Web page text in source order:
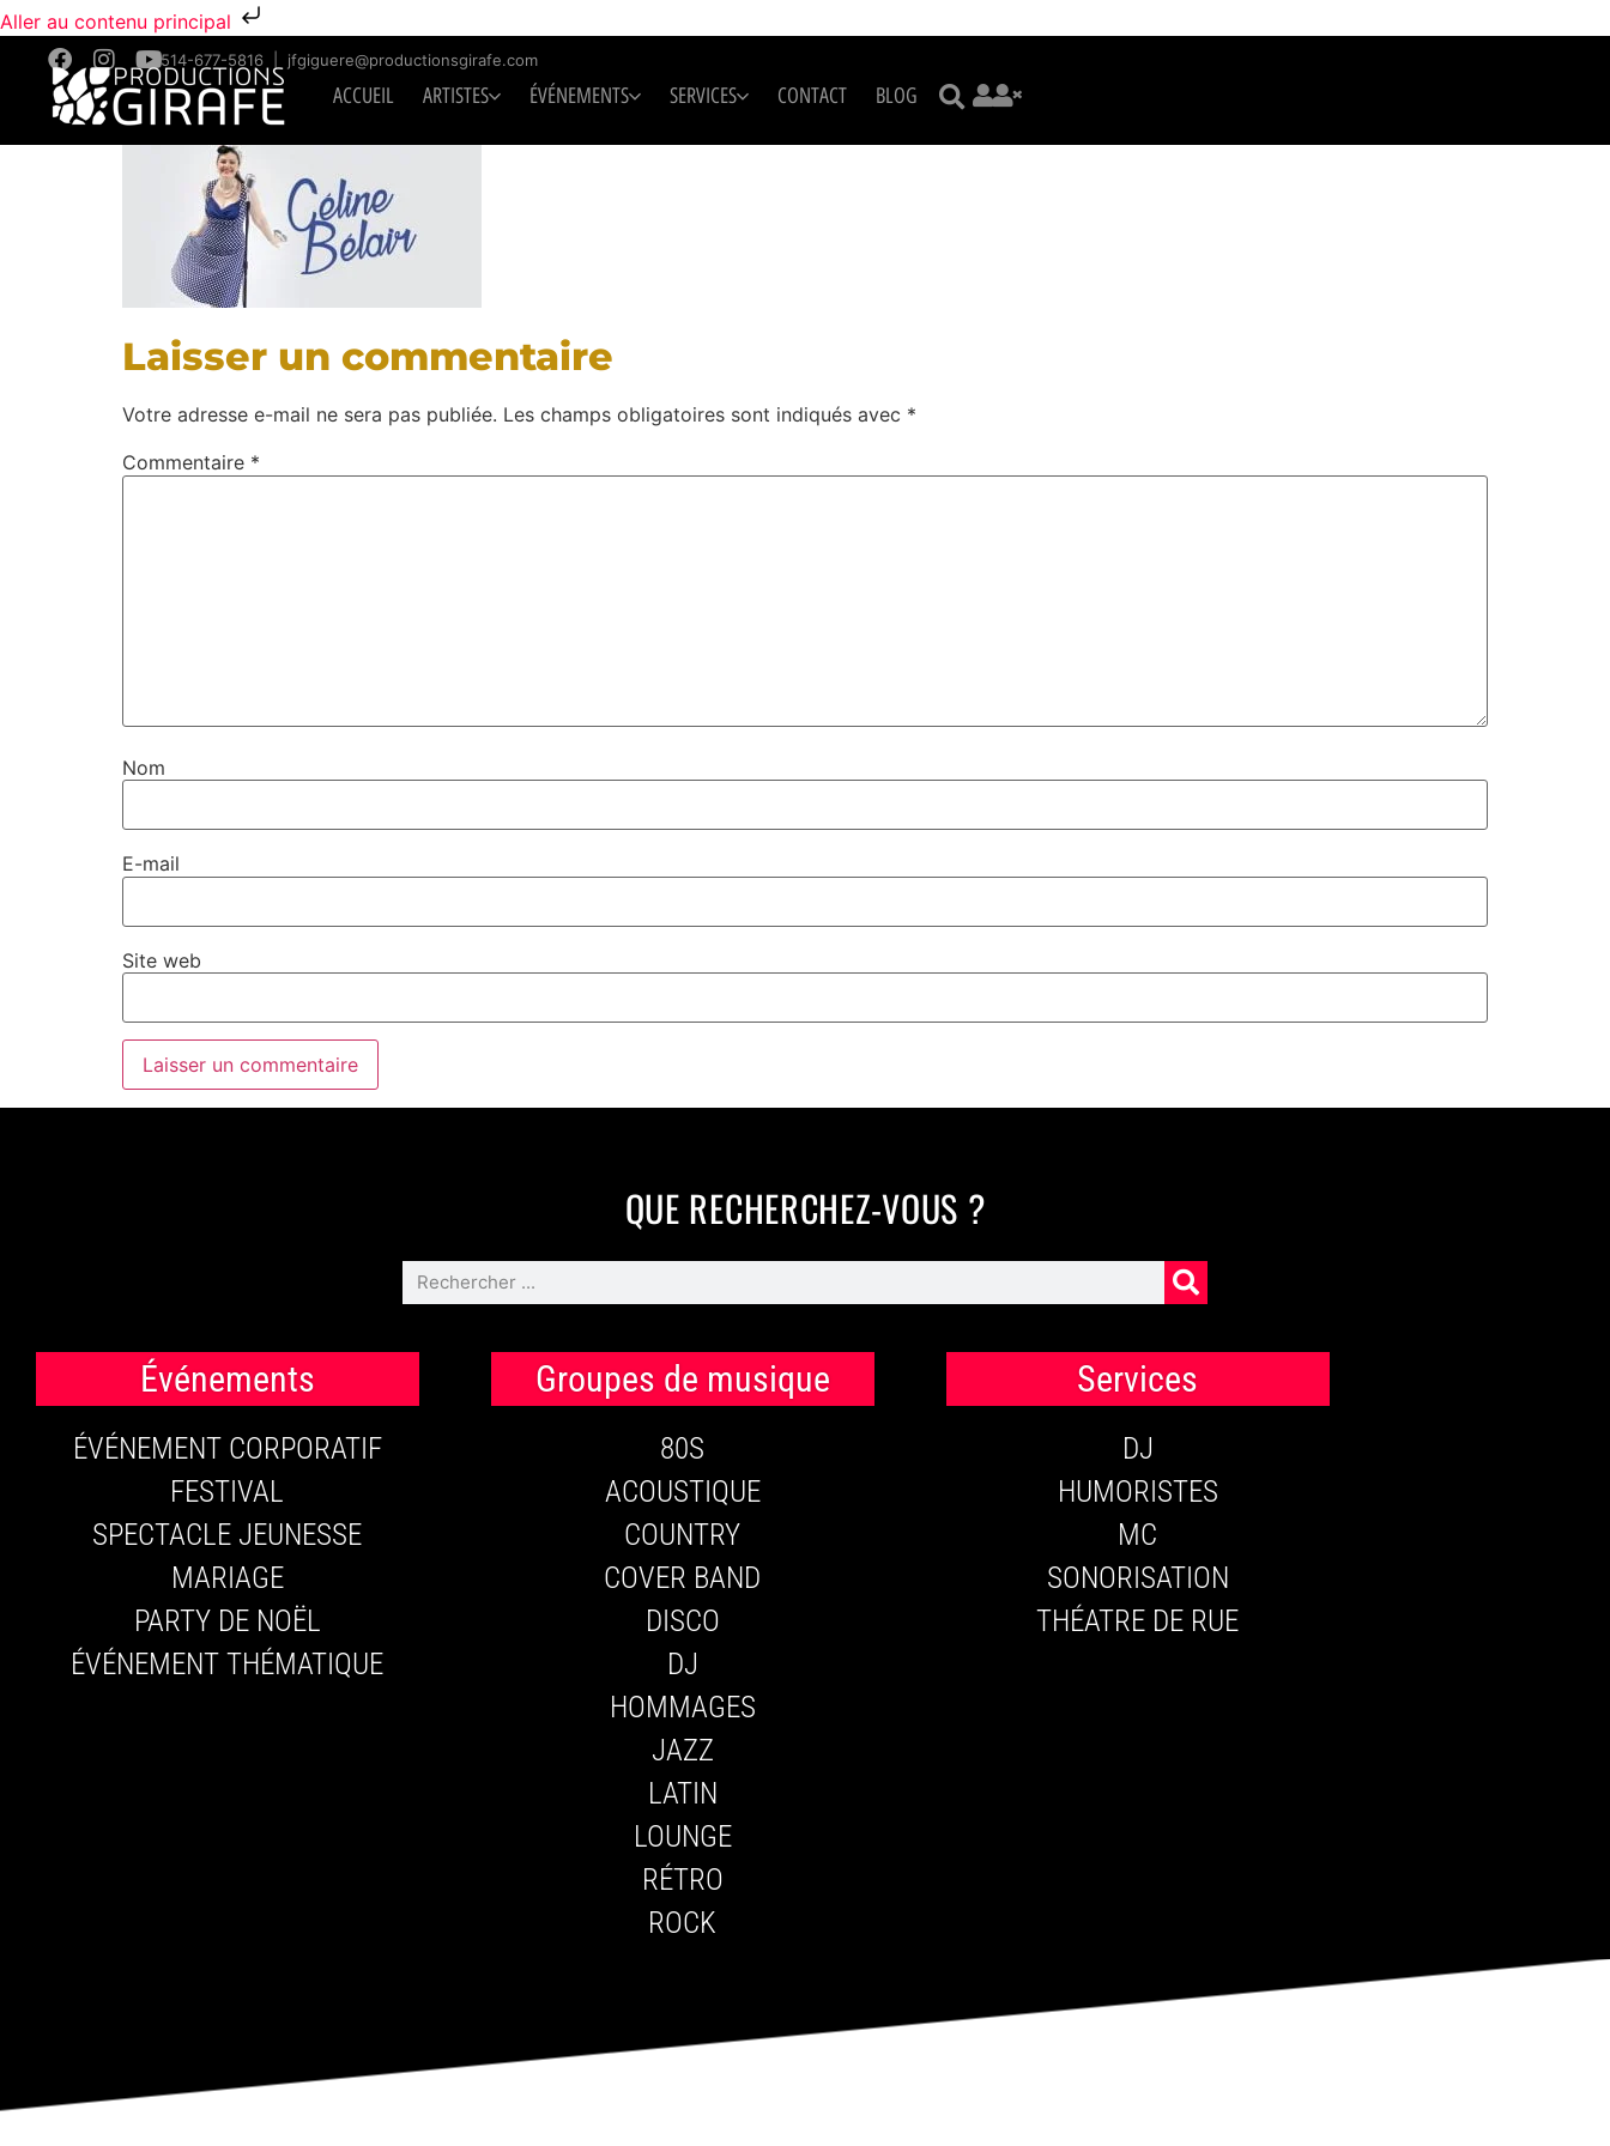
Aller au contenu principal
514-677-5816 jfgiguere@productionsgirafe.com
ACCUEIL ARTISTES ÉVÉNEMENTS SERVICES CONTACT BLOG
Laisser un commentaire
Votre adresse e-mail ne sera pas publiée. Les champs obligatoires sont indiqués avec *
Commentaire *
Nom
E-mail
Site web
QUE RECHERCHEZ-VOUS ?
Événements
ÉVÉNEMENT CORPORATIF
FESTIVAL
SPECTACLE JEUNESSE
MARIAGE
PARTY DE NOËL
ÉVÉNEMENT THÉMATIQUE
Groupes de musique
80S
ACOUSTIQUE
COUNTRY
COVER BAND
DISCO
DJ
HOMMAGES
JAZZ
LATIN
LOUNGE
RÉTRO
ROCK
Services
DJ
HUMORISTES
MC
SONORISATION
THÉATRE DE RUE